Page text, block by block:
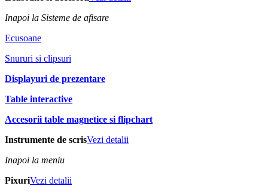
Inapoi la Sisteme de afisare
Ecusoane
Snururi si clipsuri
Displayuri de prezentare
Table interactive
Accesorii table magnetice si flipchart
Instrumente de scrisVezi detalii
Inapoi la meniu
PixuriVezi detalii